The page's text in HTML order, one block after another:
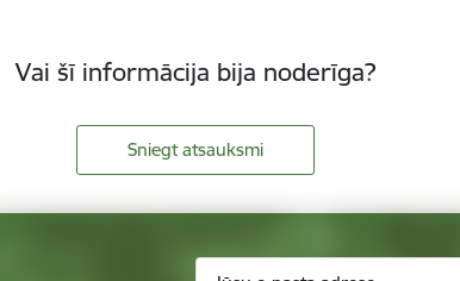
Vai šī informācija bija noderīga?
Sniegt atsauksmi